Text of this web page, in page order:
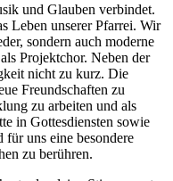
und Glauben verbindet.
Leben unserer Pfarrei. Wir
sondern auch moderne
Projektchor. Neben der
nicht zu kurz. Die
Freundschaften zu
zu arbeiten und als
in Gottesdiensten sowie
uns eine besondere
zu berühren.